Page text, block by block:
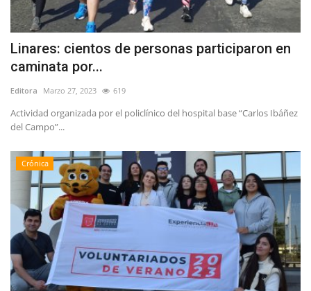
Linares: cientos de personas participaron en
caminata por...
Editora Marzo 27, 2023 619
Actividad organizada por el policlínico del hospital base “Carlos Ibáñez
del Campo”...
Crónica